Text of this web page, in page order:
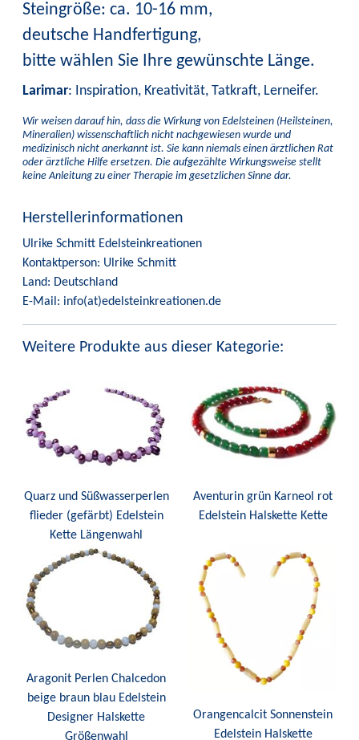
Steingröße: ca. 10-16 mm,
deutsche Handfertigung,
bitte wählen Sie Ihre gewünschte Länge.
Larimar: Inspiration, Kreativität, Tatkraft, Lerneifer.
Wir weisen darauf hin, dass die Wirkung von Edelsteinen (Heilsteinen,
Mineralien) wissenschaftlich nicht nachgewiesen wurde und
medizinisch nicht anerkannt ist. Sie kann niemals einen ärztlichen Rat
oder ärztliche Hilfe ersetzen. Die aufgezählte Wirkungsweise stellt
keine Anleitung zu einer Therapie im gesetzlichen Sinne dar.
Herstellerinformationen
Ulrike Schmitt Edelsteinkreationen
Kontaktperson: Ulrike Schmitt
Land: Deutschland
E-Mail: info(at)edelsteinkreationen.de
Weitere Produkte aus dieser Kategorie:
Quarz und Süßwasserperlen
flieder (gefärbt) Edelstein
Kette Längenwahl
Aventurin grün Karneol rot
Edelstein Halskette Kette
Aragonit Perlen Chalcedon
beige braun blau Edelstein
Designer Halskette
Größenwahl
Orangencalcit Sonnenstein
Edelstein Halskette